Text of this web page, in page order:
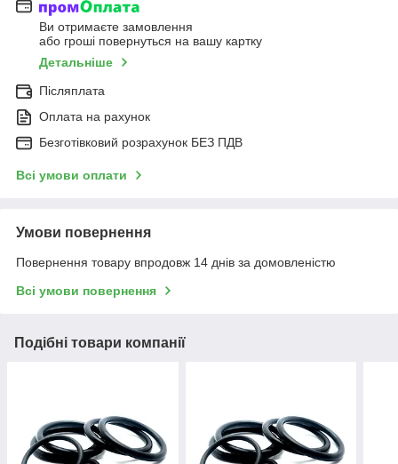
Ви отримаєте замовлення
або гроші повернуться на вашу картку
Детальніше
Післяплата
Оплата на рахунок
Безготівковий розрахунок БЕЗ ПДВ
Всі умови оплати
Умови повернення
Повернення товару впродовж 14 днів за домовленістю
Всі умови повернення
Подібні товари компанії